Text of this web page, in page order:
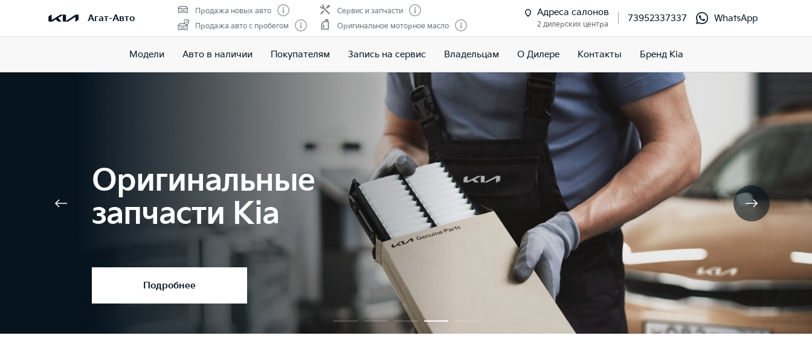
Агат-Авто
Продажа новых авто
Продажа авто с пробегом
Сервис и запчасти
Оригинальное моторное масло
Адреса салонов
2 дилерских центра
73952337337 WhatsApp
Модели Авто в наличии Покупателям Запись на сервис Владельцам О Дилере Контакты Бренд Kia
Оригинальные
запчасти Kia
Подробнее